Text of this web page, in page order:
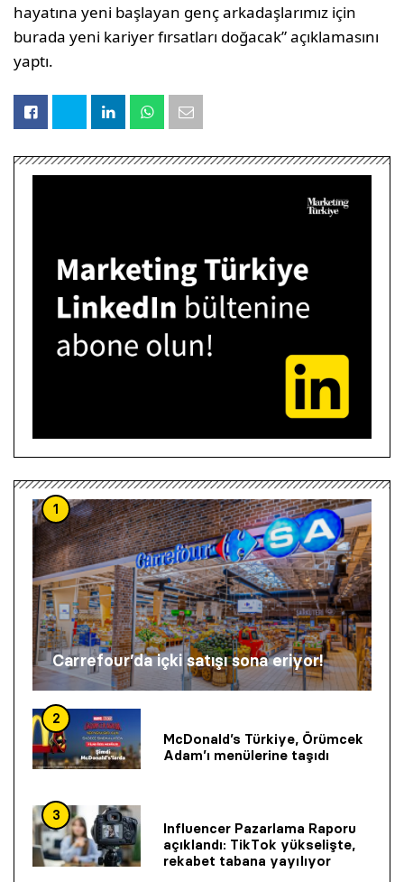
hayatına yeni başlayan genç arkadaşlarımız için
burada yeni kariyer fırsatları doğacak” açıklamasını
yaptı.
1
Carrefour’da içki satışı sona eriyor!
2
McDonald’s Türkiye, Örümcek
Adam’ı menülerine taşıdı
3
Influencer Pazarlama Raporu
açıklandı: TikTok yükselişte,
rekabet tabana yayılıyor